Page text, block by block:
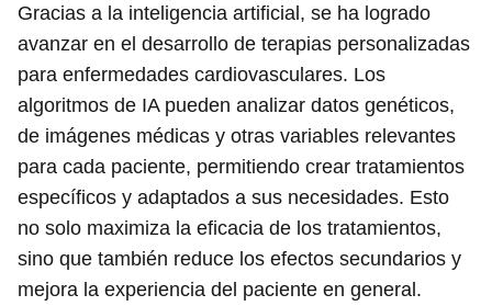
Gracias a la inteligencia artificial, se ha logrado
avanzar en el desarrollo de terapias personalizadas
para enfermedades cardiovasculares. Los
algoritmos de IA pueden analizar datos genéticos,
de imágenes médicas y otras variables relevantes
para cada paciente, permitiendo crear tratamientos
específicos y adaptados a sus necesidades. Esto
no solo maximiza la eficacia de los tratamientos,
sino que también reduce los efectos secundarios y
mejora la experiencia del paciente en general.